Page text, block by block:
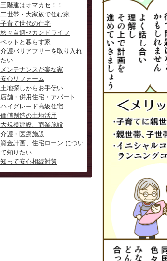
三階建はオマカセ！！
二世帯・大家族で住む家
子育て世代の住宅
悠々自適セカンドライフ
ペットと暮らす家
介護バリアフリーを取り入れ
たい
メンテナンスが楽な家
安心リフォーム
土地探しからお手伝い
店舗・併用住宅・アパート
ハイグレード高級住宅
価値創造の土地活用
大規模建設、商業施設
介護・医療施設
資金計画、住宅ローン につい
て知りたい
知って安心相続対策